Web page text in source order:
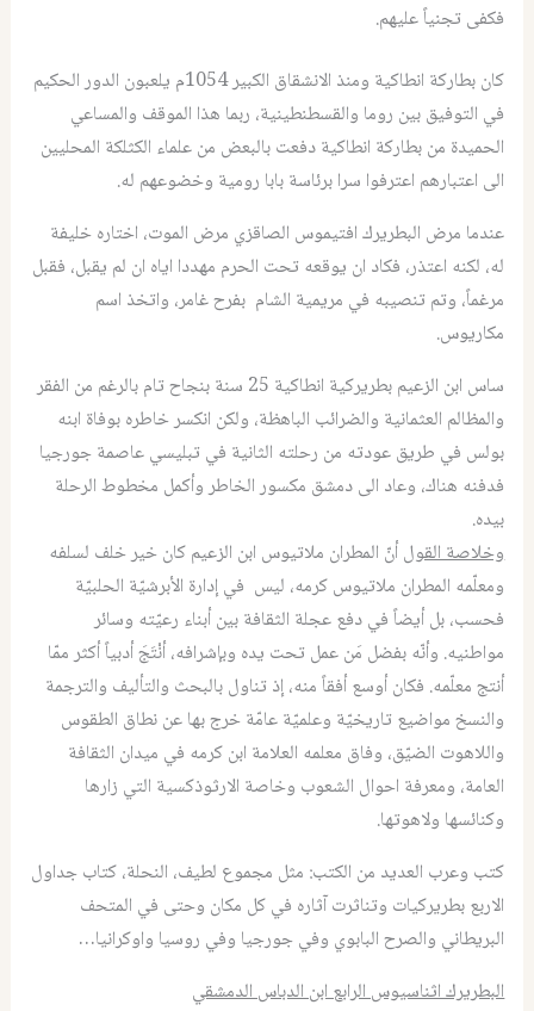
فكفى تجنياً عليهم.
كان بطاركة انطاكية ومنذ الانشقاق الكبير 1054م يلعبون الدور الحكيم
في التوفيق بين روما والقسطنطينية، ربما هذا الموقف والمساعي
الحميدة من بطاركة انطاكية دفعت بالبعض من علماء الكثلكة المحليين
الى اعتبارهم اعترفوا سرا برئاسة بابا رومية وخضوعهم له.
عندما مرض البطريرك افتيموس الصاقزي مرض الموت، اختاره خليفة
له، لكنه اعتذر، فكاد ان يوقعه تحت الحرم مهددا اياه ان لم يقبل، فقبل
مرغماً، وتم تنصيبه في مريمية الشام بفرح غامر، واتخذ اسم
مكاريوس.
ساس ابن الزعيم بطريركية انطاكية 25 سنة بنجاح تام بالرغم من الفقر
والمظالم العثمانية والضرائب الباهظة، ولكن انكسر خاطره بوفاة ابنه
بولس في طريق عودته من رحلته الثانية في تبليسي عاصمة جورجيا
فدفنه هناك، وعاد الى دمشق مكسور الخاطر وأكمل مخطوط الرحلة
بيده.
وخلاصة القولأنّ المطران ملاتيوس ابن الزعيم كان خير خلف لسلفه
ومعلّمه المطران ملاتيوس كرمه، ليس في إدارة الأبرشيّة الحلبيّة
فحسب، بل أيضاً في دفع عجلة الثقافة بين أبناء رعيّته وسائر
مواطنيه. وأنّه بفضل مَن عمل تحت يده وبإشرافه، أنْتَجَ أدبياً أكثر ممّا
أنتج معلّمه. فكان أوسع أفقاً منه، إذ تناول بالبحث والتأليف والترجمة
والنسخ مواضيع تاريخيّة وعلميّة عامّة خرج بها عن نطاق الطقوس
واللاهوت الضيّق، وفاق معلمه العلامة ابن كرمه في ميدان الثقافة
العامة، ومعرفة احوال الشعوب وخاصة الارثوذكسية التي زارها
وكنائسها ولاهوتها.
كتب وعرب العديد من الكتب: مثل مجموع لطيف، النحلة، كتاب جداول
الاربع بطريركيات وتناثرت آثاره في كل مكان وحتى في المتحف
البريطاني والصرح البابوي وفي جورجيا وفي روسيا واوكرانيا…
البطريرك اثناسيوس الرابع ابن الدباس الدمشقي